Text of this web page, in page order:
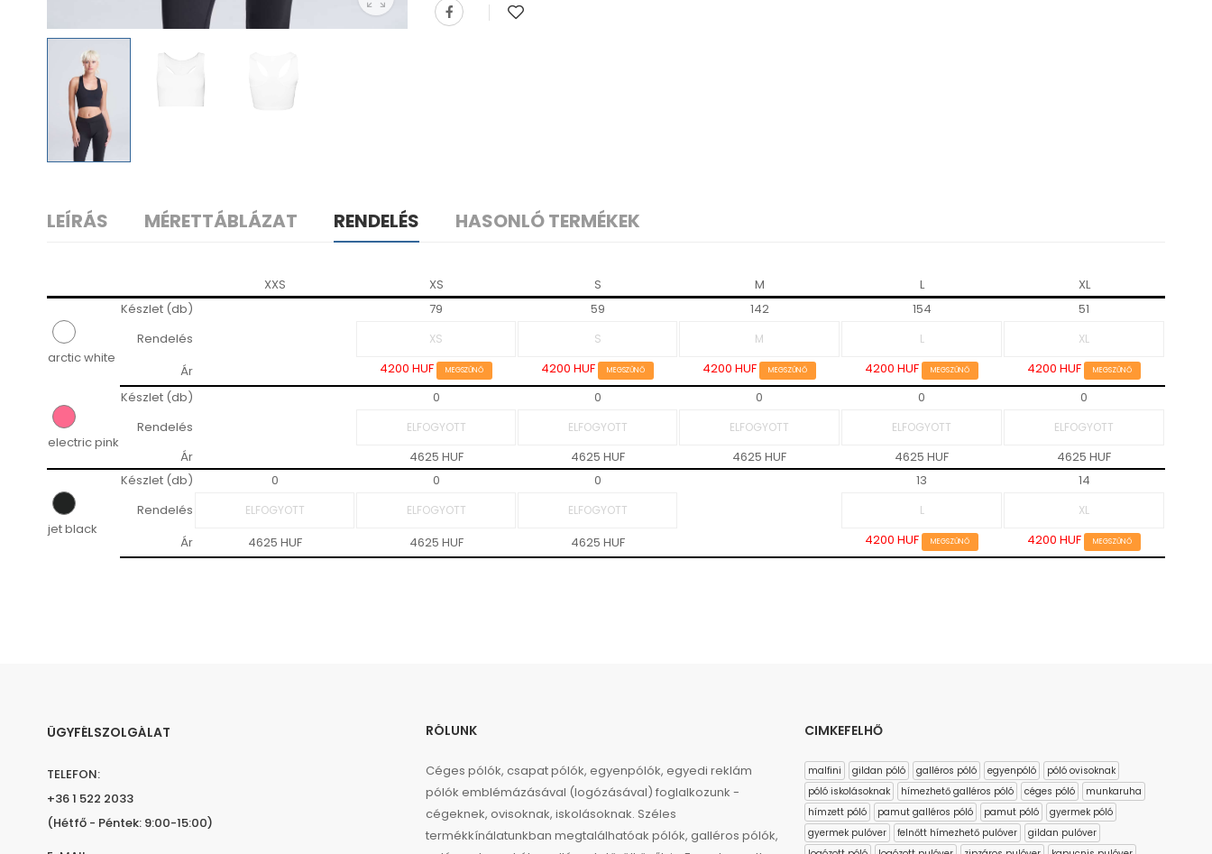
LEÍRÁS MÉRETTÁBLÁZAT RENDELÉS HASONLÓ TERMÉKEK
XXS XS S M L XL
arctic white
Készlet (db) 79 59 142 154
51
Rendelés
Ár
4200 HUF MEGSZŰNŐ 4200 HUF MEGSZŰNŐ 4200 HUF MEGSZŰNŐ 4200 HUF MEGSZŰNŐ 4200 HUF MEGSZŰNŐ
electric pink
Készlet (db) 0 0 0 0
0
Rendelés
Ár
4625 HUF 4625 HUF 4625 HUF 4625 HUF 4625 HUF
jet black
Készlet (db) 0 0 0 13
14
Rendelés
Ár
4625 HUF 4625 HUF 4625 HUF 4200 HUF MEGSZŰNŐ 4200 HUF MEGSZŰNŐ
ÜGYFÉLSZOLGÁLAT
TELEFON:
+36 1 522 2033
(Hétfő - Péntek: 9:00-15:00)
RÓLUNK
Céges pólók, csapat pólók, egyenpólók, egyedi reklám
pólók emblémázásával (logózásával) foglalkozunk -
cégeknek, ovisoknak, iskolásoknak. Széles
termékkínálatunkban megtalálhatóak pólók, galléros pólók,
CIMKEFELHŐ
malfini gildan póló galléros póló egyenpóló
póló ovisoknak
póló iskolásoknak
hímezhető galléros póló céges póló
munkaruha
hímzett póló
pamut galléros póló pamut póló
gyermek póló
gyermek pulóver
felnőtt hímezhető pulóver
gildan pulóver